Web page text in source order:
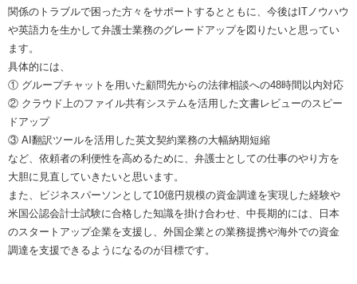
関係のトラブルで困った方々をサポートするとともに、今後はITノウハウ
や英語力を生かして弁護士業務のグレードアップを図りたいと思ってい
ます。
具体的には、
① グループチャットを用いた顧問先からの法律相談への48時間以内対応
② クラウド上のファイル共有システムを活用した文書レビューのスピー
ドアップ
③ AI翻訳ツールを活用した英文契約業務の大幅納期短縮
など、依頼者の利便性を高めるために、弁護士としての仕事のやり方を
大胆に見直していきたいと思います。
また、ビジネスパーソンとして10億円規模の資金調達を実現した経験や
米国公認会計士試験に合格した知識を掛け合わせ、中長期的には、日本
のスタートアップ企業を支援し、外国企業との業務提携や海外での資金
調達を支援できるようになるのが目標です。